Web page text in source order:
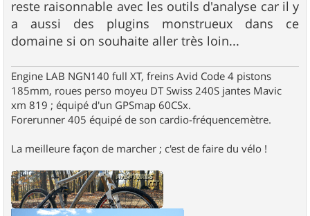
reste raisonnable avec les outils d'analyse car il y
a aussi des plugins monstrueux dans ce
domaine si on souhaite aller très loin...
Engine LAB NGN140 full XT, freins Avid Code 4 pistons
185mm, roues perso moyeu DT Swiss 240S jantes Mavic
xm 819 ; équipé d'un GPSmap 60CSx.
Forerunner 405 équipé de son cardio-fréquencemètre.
La meilleure façon de marcher ; c'est de faire du vélo !